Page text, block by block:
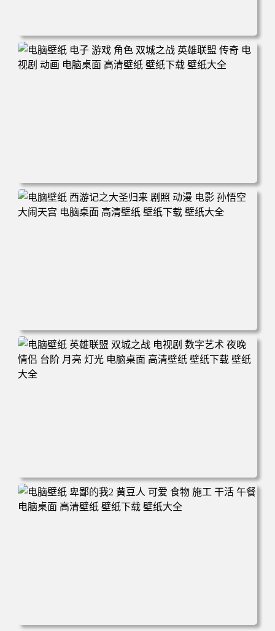
电脑壁纸 爱情公寓5 张伟 专业团队 电脑桌面 高清壁纸 壁纸
下载 壁纸大全
电脑壁纸 电子 游戏 角色 双城之战 英雄联盟 传奇 电视剧 动
画 电脑桌面 高清壁纸 壁纸下载 壁纸大全
电脑壁纸 西游记之大圣归来 剧照 动漫 电影 孙悟空 大闹天
宫 电脑桌面 高清壁纸 壁纸下载 壁纸大全
电脑壁纸 英雄联盟 双城之战 电视剧 数字艺术 夜晚 情侣 台
阶 月亮 灯光 电脑桌面 高清壁纸 壁纸下载 壁纸大全